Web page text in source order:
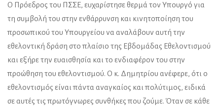
Ο Πρόεδρος του ΠΣΣΕ, ευχαρίστησε θερμά τον Υπουργό για
τη συμβολή του στην ενθάρρυνση και κινητοποίηση του
προσωπικού του Υπουργείου να αναλάβουν αυτή την
εθελοντική δράση στο πλαίσιο της Εβδομάδας Εθελοντισμού
και εξήρε την ευαισθησία και το ενδιαφέρον του στην
προώθηση του εθελοντισμού. Ο κ. Δημητρίου ανέφερε, ότι ο
εθελοντισμός είναι πάντα αναγκαίος και πολύτιμος, ειδικά
σε αυτές τις πρωτόγνωρες συνθήκες που ζούμε. Όταν σε κάθε